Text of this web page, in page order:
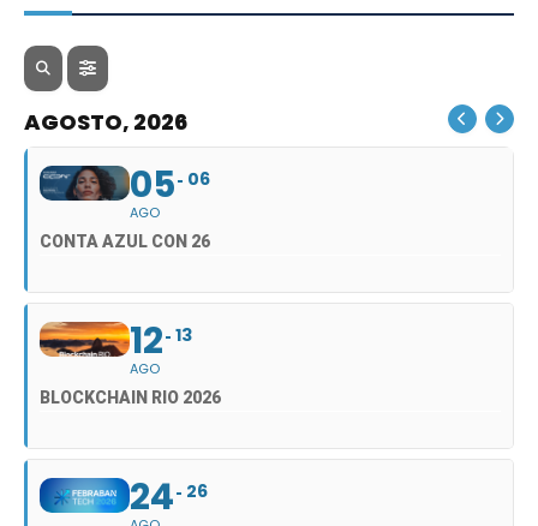
AGOSTO, 2026
05
AGO
06
CONTA AZUL CON 26
12
AGO
13
BLOCKCHAIN RIO 2026
24 26